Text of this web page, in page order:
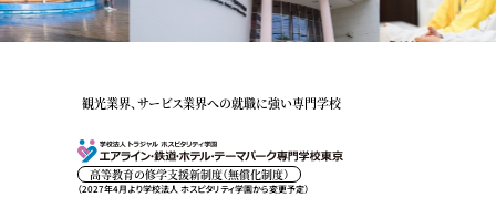
観光業界、サービス業界への就職に強い専門学校
高等教育の修学支援新制度（無償化制度）
（2027年4月より学校法人 ホスピタリティ学園から変更予定）